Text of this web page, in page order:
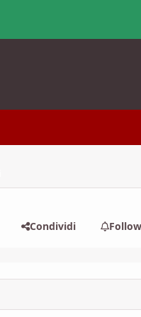
Condividi